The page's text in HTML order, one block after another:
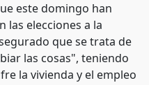
este domingo han
las elecciones a la
que se trata de
las cosas", teniendo
la vivienda y el empleo